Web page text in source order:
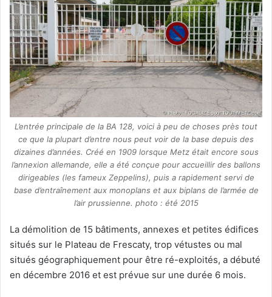
L’entrée principale de la BA 128, voici à peu de choses près tout
ce que la plupart d’entre nous peut voir de la base depuis des
dizaines d’années. Créé en 1909 lorsque Metz était encore sous
l’annexion allemande, elle a été conçue pour accueillir des ballons
dirigeables (les fameux Zeppelins), puis a rapidement servi de
base d’entraînement aux monoplans et aux biplans de l’armée de
l’air prussienne. photo : été 2015
La démolition de 15 bâtiments, annexes et petites édifices
situés sur le Plateau de Frescaty, trop vétustes ou mal
situés géographiquement pour être ré-exploités, a débuté
en décembre 2016 et est prévue sur une durée 6 mois.